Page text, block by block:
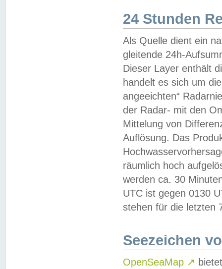
24 Stunden
Als Quelle dient ein
gleitende 24h-
Dieser Layer enthält
handelt es sich um
angeeichten“
der Radar- mit den
Mittelung von
Auflösung. Das
räumlich hoch
werden ca. 30
UTC ist gegen 0130
stehen für die letzten
Seezeichen
OpenSeaMap ↗